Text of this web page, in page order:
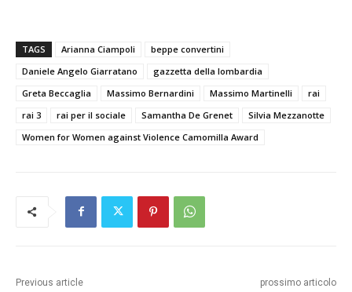
TAGS Arianna Ciampoli
beppe convertini
Daniele Angelo Giarratano
gazzetta della lombardia
Greta Beccaglia
Massimo Bernardini Massimo Martinelli
rai
rai 3
rai per il sociale Samantha De Grenet
Silvia Mezzanotte
Women for Women against Violence Camomilla Award
Previous article prossimo articolo